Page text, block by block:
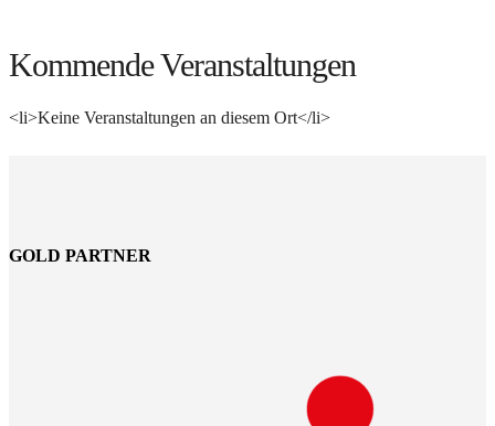
Kommende Veranstaltungen
<li>Keine Veranstaltungen an diesem Ort</li>
GOLD PARTNER